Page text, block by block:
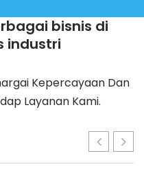
bisnis di
industri
Kepercayaan Dan
Layanan Kami.